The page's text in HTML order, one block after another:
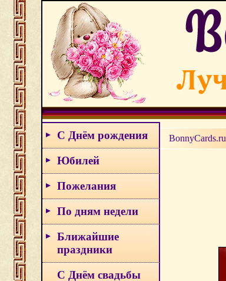
С Днём рождения
Юбилей
Пожелания
По дням недели
Ближайшие
праздники
С Днём свадьбы
BonnyCards.ru